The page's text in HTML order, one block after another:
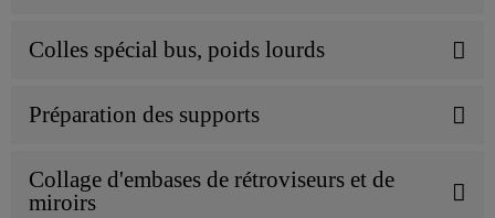
Colles spécial bus, poids lourds
Préparation des supports
Collage d'embases de rétroviseurs et de
miroirs